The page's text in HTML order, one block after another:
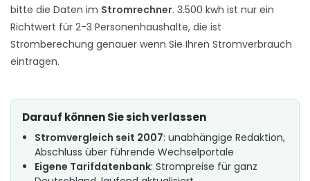
bitte die Daten im Stromrechner. 3.500 kwh ist nur ein
Richtwert für 2-3 Personenhaushalte, die ist
Stromberechung genauer wenn Sie Ihren Stromverbrauch
eintragen.
Darauf können Sie sich verlassen
Stromvergleich seit 2007: unabhängige Redaktion,
Abschluss über führende Wechselportale
Eigene Tarifdatenbank: Strompreise für ganz